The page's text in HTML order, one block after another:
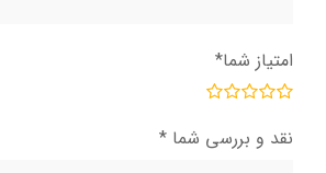
امتیاز شما*
نقد و بررسی شما *